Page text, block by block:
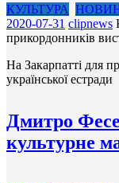
КУЛЬТУРА
2020-07-31 clipnews
прикордонників
На Закарпатті для
української естради
Дмитро
культурне